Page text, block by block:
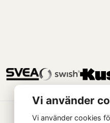
Vi använder
Vi använder cookies